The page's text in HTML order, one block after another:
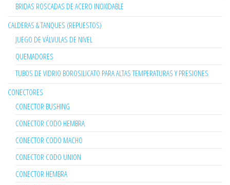
BRIDAS ROSCADAS DE ACERO INOXIDABLE
CALDERAS & TANQUES (REPUESTOS)
JUEGO DE VÁLVULAS DE NIVEL
QUEMADORES
TUBOS DE VIDRIO BOROSILICATO PARA ALTAS TEMPERATURAS Y PRESIONES
CONECTORES
CONECTOR BUSHING
CONECTOR CODO HEMBRA
CONECTOR CODO MACHO
CONECTOR CODO UNION
CONECTOR HEMBRA